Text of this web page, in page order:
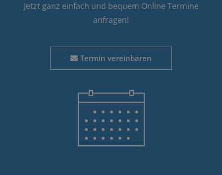
Jetzt ganz einfach und bequem Online Termine
anfragen!
Termin vereinbaren